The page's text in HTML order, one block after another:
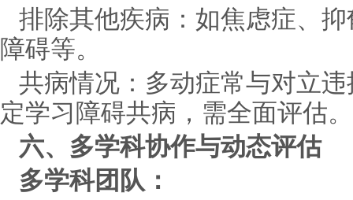
排除其他疾病：如焦虑症、
障碍等。
共病情况：多动症常与对立
定学习障碍共病，需全面评估。
六、多学科协作与动态评估
多学科团队：